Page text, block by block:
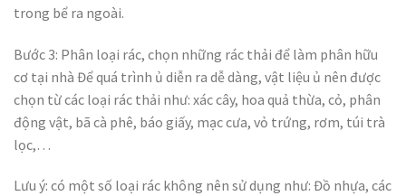
trong bể ra ngoài.
Bước 3: Phân loại rác, chọn những rác thải để làm phân hữu
cơ tại nhà Để quá trình ủ diễn ra dễ dàng, vật liệu ủ nên được
chọn từ các loại rác thải như: xác cây, hoa quả thừa, cỏ, phân
động vật, bã cà phê, báo giấy, mạc cưa, vỏ trứng, rơm, túi trà
lọc,…
Lưu ý: có một số loại rác không nên sử dụng như: Đồ nhựa, các